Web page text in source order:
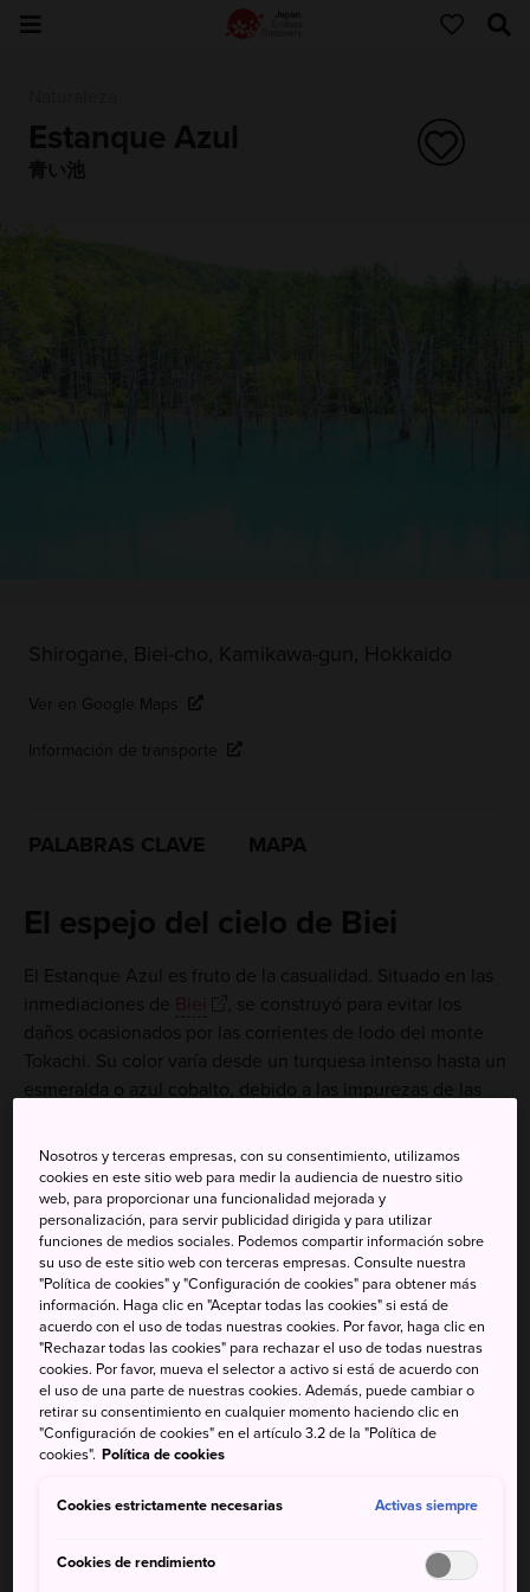
Estanque Azul
青い池
Shirogane, Biei-cho, Kamikawa-gun, Hokkaido
Ver en Google Maps
Información de transporte
PALABRAS CLAVE MAPA
El espejo del cielo de Biei
El Estanque Azul es fruto de la casualidad. Situado en las
inmediaciones de Biei
, se construyó para evitar los
daños ocasionados por las corrientes de lodo del monte
Tokachi. Su color varía desde un turquesa intenso hasta un
esmeralda o azul cobalto, debido a las impurezas de las
también cambia en función de la estación, el viento, las
nubes y la lluvia.
Este famoso estanque aparece en un fondo de escritorio
del Macintosh de Apple utilizado en todo el mundo.
Aunque, en realidad, es relevante porque se ha
convertido en un lugar espiritual para muchas personas.
No te pierdas
las noches de invierno
Nosotros y terceras empresas, con su consentimiento, utilizamos
cookies en este sitio web para medir la audiencia de nuestro sitio
web, para proporcionar una funcionalidad mejorada y
personalización, para servir publicidad dirigida y para utilizar
funciones de medios sociales. Podemos compartir información sobre
su uso de este sitio web con terceras empresas. Consulte nuestra
"Política de cookies" y "Configuración de cookies" para obtener más
información. Haga clic en "Aceptar todas las cookies" si está de
acuerdo con el uso de todas nuestras cookies. Por favor, haga clic en
"Rechazar todas las cookies" para rechazar el uso de todas nuestras
cookies. Por favor, mueva el selector a activo si está de acuerdo con
el uso de una parte de nuestras cookies. Además, puede cambiar o
retirar su consentimiento en cualquier momento haciendo clic en
"Configuración de cookies" en el artículo 3.2 de la "Política de
cookies". Política de cookies
Cookies estrictamente necesarias Activas siempre
Cookies de rendimiento